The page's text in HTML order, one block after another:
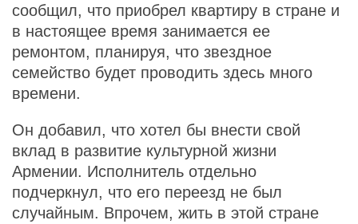
сообщил, что приобрел квартиру в стране и
в настоящее время занимается ее
ремонтом, планируя, что звездное
семейство будет проводить здесь много
времени.
Он добавил, что хотел бы внести свой
вклад в развитие культурной жизни
Армении. Исполнитель отдельно
подчеркнул, что его переезд не был
случайным. Впрочем, жить в этой стране